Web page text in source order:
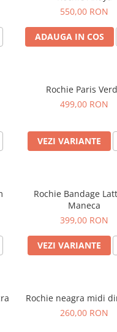
550,00 RON
ADAUGA IN COS
Rochie Paris
499,00 RON
VEZI VARIANTE
Rochie Bandage
Maneca
399,00 RON
VEZI VARIANTE
Rochie neagra midi
260,00 RON